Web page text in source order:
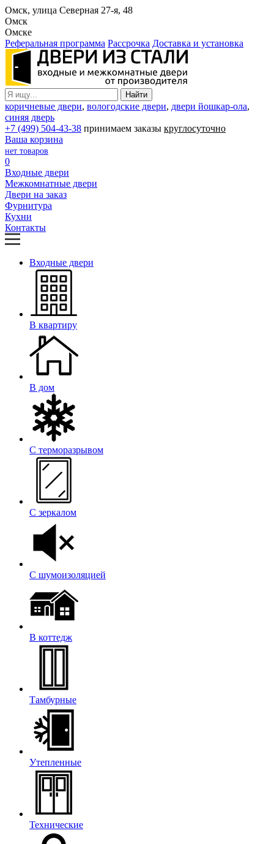
Омск, улица Северная 27-я, 48
Омск
Омске
Реферальная программа Рассрочка Доставка и установка
коричневые двери, вологодские двери, двери йошкар-ола,
синяя дверь
+7 (499) 504-43-38 принимаем заказы круглосуточно
Ваша корзина
нет товаров
0
Входные двери
Межкомнатные двери
Двери на заказ
Фурнитура
Кухни
Контакты
Входные двери
В квартиру
В дом
С терморазрывом
С зеркалом
С шумоизоляцией
В коттедж
Тамбурные
Утепленные
Технические